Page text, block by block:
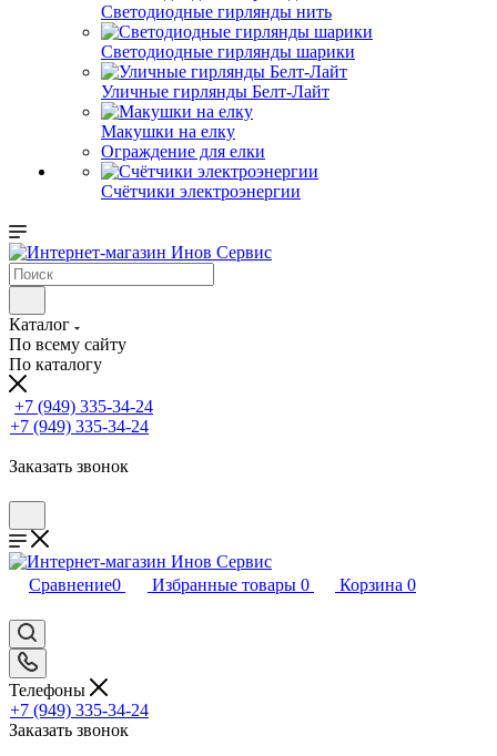
Светодиодные гирлянды нить
Светодиодные гирлянды шарики
Уличные гирлянды Белт-Лайт
Макушки на елку
Ограждение для елки
Счётчики электроэнергии
Каталог
По всему сайту
По каталогу
+7 (949) 335-34-24
+7 (949) 335-34-24
Заказать звонок
Сравнение0 Избранные товары 0 Корзина 0
Телефоны
+7 (949) 335-34-24
Заказать звонок